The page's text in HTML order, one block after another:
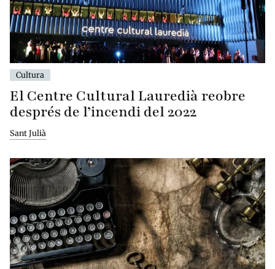
Cultura
El Centre Cultural Lauredià reobre
després de l’incendi del 2022
Sant Julià